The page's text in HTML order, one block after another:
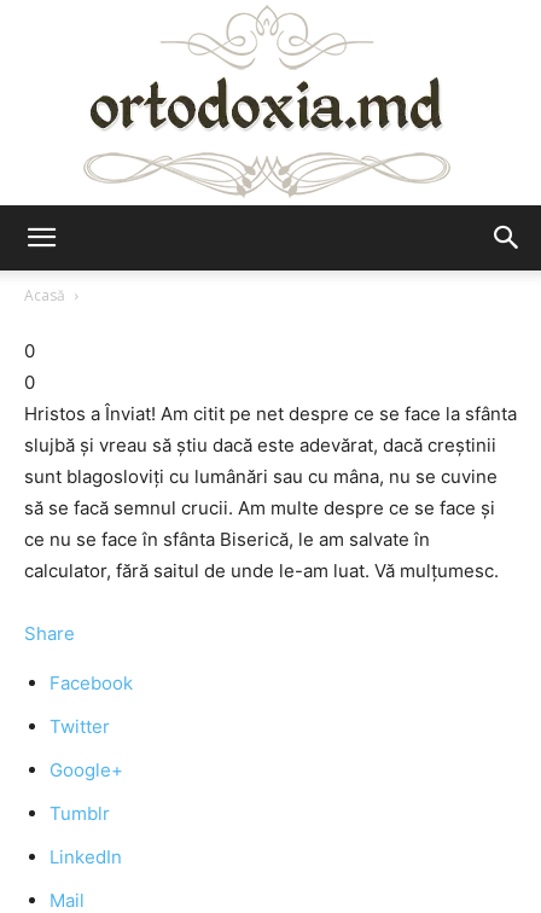
Acasă
0
0
Hristos a Înviat! Am citit pe net despre ce se face la sfânta
slujbă și vreau să știu dacă este adevărat, dacă creștinii
sunt blagosloviți cu lumânări sau cu mâna, nu se cuvine
să se facă semnul crucii. Am multe despre ce se face și
ce nu se face în sfânta Biserică, le am salvate în
calculator, fără saitul de unde le-am luat. Vă mulțumesc.
Share
Facebook
Twitter
Google+
Tumblr
LinkedIn
Mail